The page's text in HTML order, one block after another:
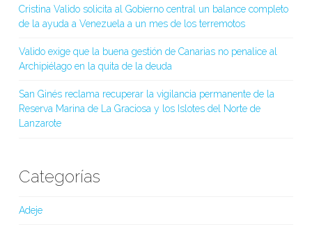
Cristina Valido solicita al Gobierno central un balance completo
de la ayuda a Venezuela a un mes de los terremotos
Valido exige que la buena gestión de Canarias no penalice al
Archipiélago en la quita de la deuda
San Ginés reclama recuperar la vigilancia permanente de la
Reserva Marina de La Graciosa y los Islotes del Norte de
Lanzarote
Categorías
Adeje